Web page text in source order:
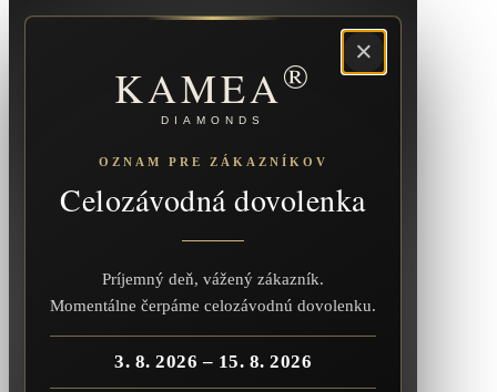
×
KAMEA®
DIAMONDS
OZNAM PRE ZÁKAZNÍKOV
Celozávodná dovolenka
Príjemný deň, vážený zákazník.
Momentálne čerpáme celozávodnú dovolenku.
3. 8. 2026 – 15. 8. 2026